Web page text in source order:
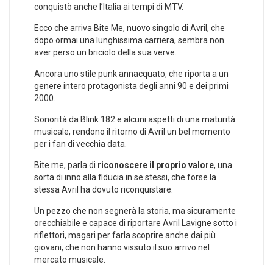
conquistò anche l’Italia ai tempi di MTV.
Ecco che arriva Bite Me, nuovo singolo di Avril, che
dopo ormai una lunghissima carriera, sembra non
aver perso un briciolo della sua verve.
Ancora uno stile punk annacquato, che riporta a un
genere intero protagonista degli anni 90 e dei primi
2000.
Sonorità da Blink 182 e alcuni aspetti di una maturità
musicale, rendono il ritorno di Avril un bel momento
per i fan di vecchia data.
Bite me, parla di riconoscere il proprio valore, una
sorta di inno alla fiducia in se stessi, che forse la
stessa Avril ha dovuto riconquistare.
Un pezzo che non segnerà la storia, ma sicuramente
orecchiabile e capace di riportare Avril Lavigne sotto i
riflettori, magari per farla scoprire anche dai più
giovani, che non hanno vissuto il suo arrivo nel
mercato musicale.